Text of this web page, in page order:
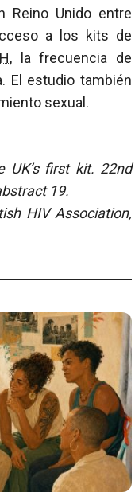
Reino Unido entre
a los kits de
, la frecuencia de
El estudio también
sexual.
UK’s first kit. 22nd
19.
HIV Association,